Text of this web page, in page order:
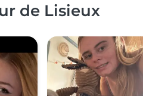
de Lisieux